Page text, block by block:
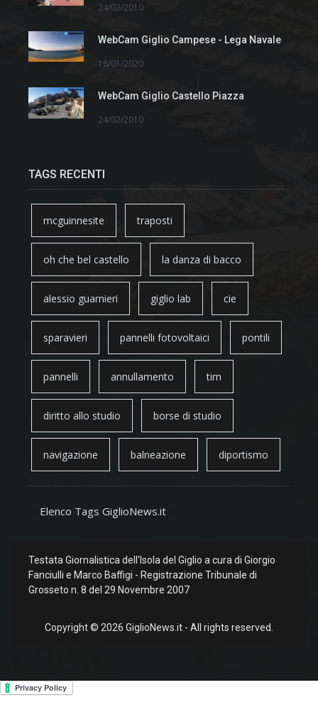
24/02/2010
WebCam Giglio Campese - Lega Navale
16/01/2020
WebCam Giglio Castello Piazza
24/02/2010
TAGS RECENTI
mcguinnesite traposti
oh che bel castello la danza di bacco
alessio guarnieri giglio lab cie
sparavieri pannelli fotovoltaici pontili
pannelli annullamento tim
diritto allo studio borse di studio
navigazione balneazione diportismo
Elenco Tags GiglioNews.it
Testata Giornalistica dell'Isola del Giglio a cura di Giorgio
Fanciulli e Marco Baffigi - Registrazione Tribunale di
Grosseto n. 8 del 29 Novembre 2007
Copyright © 2026 GiglioNews.it - All rights reserved.